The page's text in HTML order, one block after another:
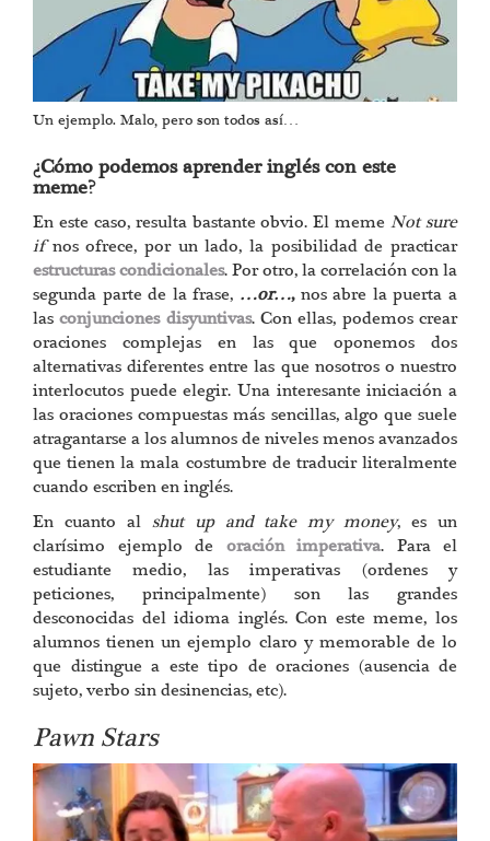
Un ejemplo. Malo, pero son todos así…
¿Cómo podemos aprender inglés con este
meme?
En este caso, resulta bastante obvio. El memeNot sure
ifnos ofrece, por un lado, la posibilidad de practicar
estructuras condicionales. Por otro, la correlación con la
segunda parte de la frase, …or…,nos abre la puerta a
lasconjunciones disyuntivas. Con ellas, podemos crear
oraciones complejas en las que oponemos dos
alternativas diferentes entre las que nosotros o nuestro
interlocutos puede elegir. Una interesante iniciación a
las oraciones compuestas más sencillas, algo que suele
atragantarse a los alumnos de niveles menos avanzados
que tienen la mala costumbre de traducir literalmente
cuando escriben en inglés.
En cuanto al shut up and take my money, es un
clarísimo ejemplo de oración imperativa. Para el
estudiante medio, las imperativas (ordenes y
peticiones, principalmente) son las grandes
desconocidas del idioma inglés. Con este meme, los
alumnos tienen un ejemplo claro y memorable de lo
que distingue a este tipo de oraciones (ausencia de
sujeto, verbo sin desinencias, etc).
Pawn Stars